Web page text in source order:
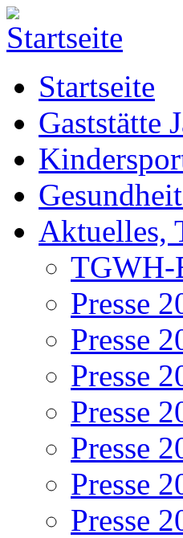
Startseite
Gaststätte
Aktuelles,
TGWH-
Presse
Presse
Presse
Presse
Presse
Presse
Presse